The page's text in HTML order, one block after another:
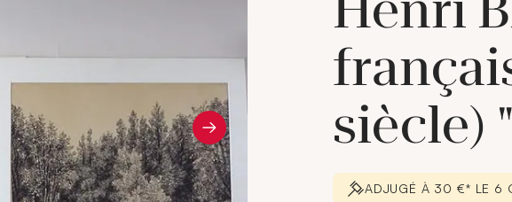
siècle)
ADJUGÉ À 30 €* LE 6